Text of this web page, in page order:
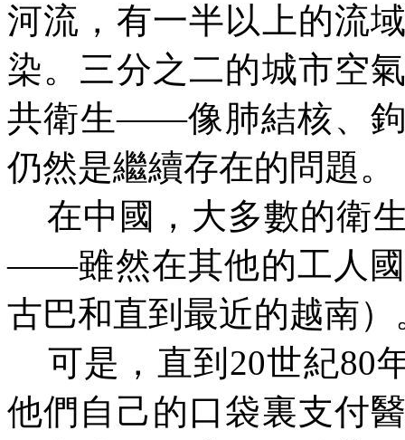
河流，有一半以上的流
染。三分之二的城市空
共衛生——像肺結核、
仍然是繼續存在的問題。
在中國，大多數的衛
——雖然在其他的工人國
古巴和直到最近的越南）
可是，直到20世紀80
他們自己的口袋裏支付